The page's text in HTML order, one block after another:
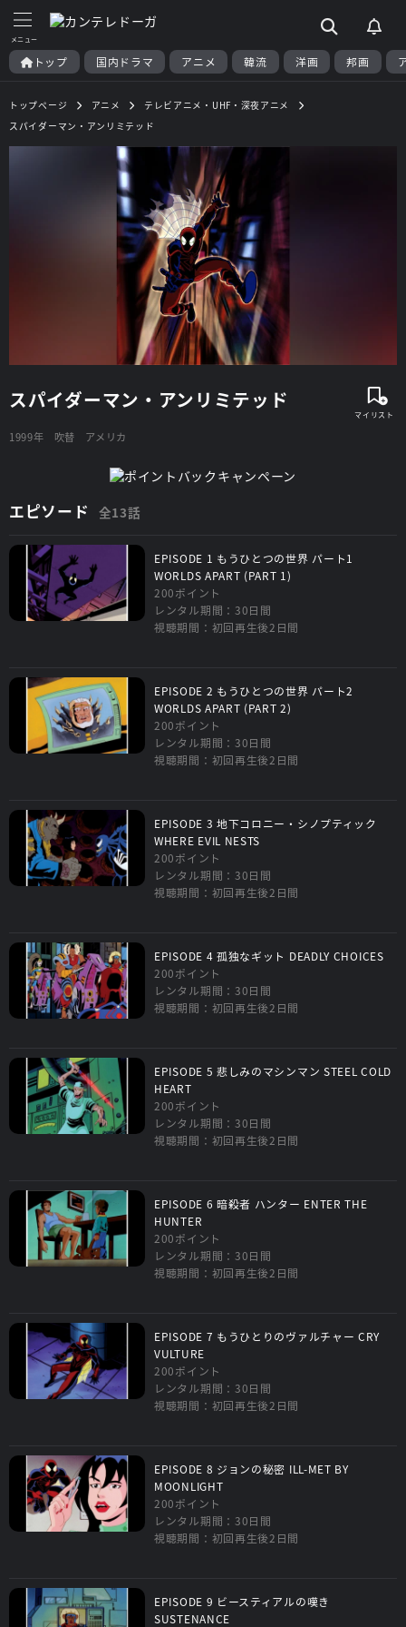
トップ 国内ドラマ アニメ 韓流 洋画 邦画
トップページ アニメ
テレビアニメ・UHF・深夜アニメ
スパイダーマン・アンリミテッド
スパイダーマン・アンリミテッド
1999年 吹替 アメリカ
エピソード 全13話
EPISODE 1 もうひとつの世界 パート1
WORLDS APART (PART 1)
200ポイント
レンタル期間：30日間
視聴期間：初回再生後2日間
EPISODE 2 もうひとつの世界 パート2
WORLDS APART (PART 2)
200ポイント
レンタル期間：30日間
視聴期間：初回再生後2日間
EPISODE 3 地下コロニー・シノプティック
WHERE EVIL NESTS
200ポイント
レンタル期間：30日間
視聴期間：初回再生後2日間
EPISODE 4 孤独なギット DEADLY CHOICES
200ポイント
レンタル期間：30日間
視聴期間：初回再生後2日間
EPISODE 5 悲しみのマシンマン STEEL COLD
HEART
200ポイント
レンタル期間：30日間
視聴期間：初回再生後2日間
EPISODE 6 暗殺者 ハンター ENTER THE
HUNTER
200ポイント
レンタル期間：30日間
視聴期間：初回再生後2日間
EPISODE 7 もうひとりのヴァルチャー CRY
VULTURE
200ポイント
レンタル期間：30日間
視聴期間：初回再生後2日間
EPISODE 8 ジョンの秘密 ILL-MET BY
MOONLIGHT
200ポイント
レンタル期間：30日間
視聴期間：初回再生後2日間
EPISODE 9 ビースティアルの嘆き
SUSTENANCE